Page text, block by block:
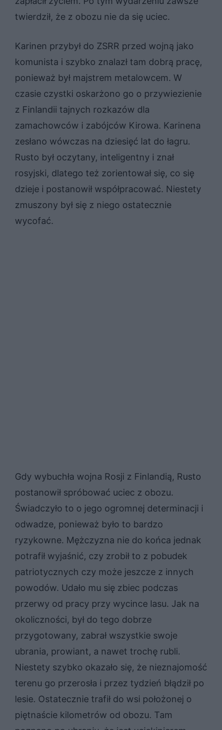
twierdził, że z obozu nie da się uciec.
Karinen przybył do ZSRR przed wojną jako
komunista i szybko znalazł tam dobrą pracę,
ponieważ był majstrem metalowcem. W
czasie czystki oskarżono go o przywiezienie
z Finlandii tajnych rozkazów dla
zamachowców i zabójców Kirowa. Karinena
zesłano wówczas na dziesięć lat do łagru.
Rusto był oczytany, inteligentny i znał
rosyjski, dlatego też zorientował się, co się
dzieje i postanowił współpracować. Niestety
zmuszony był się z niego ostatecznie
wycofać.
Gdy wybuchła wojna Rosji z Finlandią, Rusto
postanowił spróbować uciec z obozu.
Świadczyło to o jego ogromnej determinacji i
odwadze, ponieważ było to bardzo
ryzykowne. Mężczyzna nie do końca jednak
potrafił wyjaśnić, czy zrobił to z pobudek
patriotycznych czy może jeszcze z innych
powodów. Udało mu się zbiec podczas
przerwy od pracy przy wycince lasu. Jak na
okoliczności, był do tego dobrze
przygotowany, zabrał wszystkie swoje
ubrania, prowiant, a nawet trochę rubli.
Niestety szybko okazało się, że nieznajomość
terenu go przerosła i przez tydzień błądził po
lesie. Ostatecznie trafił do wsi położonej o
piętnaście kilometrów od obozu. Tam